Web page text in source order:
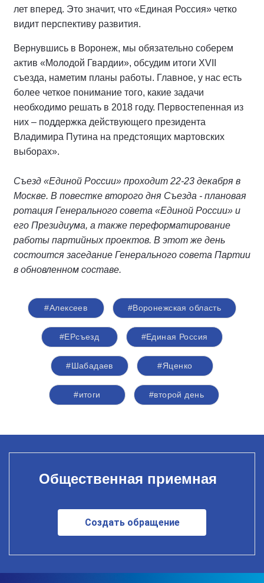
лет вперед. Это значит, что «Единая Россия» четко
видит перспективу развития.
Вернувшись в Воронеж, мы обязательно соберем
актив «Молодой Гвардии», обсудим итоги XVII
съезда, наметим планы работы. Главное, у нас есть
более четкое понимание того, какие задачи
необходимо решать в 2018 году. Первостепенная из
них – поддержка действующего президента
Владимира Путина на предстоящих мартовских
выборах».
Съезд «Единой России» проходит 22-23 декабря в
Москве. В повестке второго дня Съезда - плановая
ротация Генерального совета «Единой России» и
его Президиума, а также переформатирование
работы партийных проектов. В этот же день
состоится заседание Генерального совета Партии
в обновленном составе.
#Алексеев #Воронежская область
#ЕРсъезд #Единая Россия
#Шабадаев #Яценко
#итоги #второй день
Общественная приемная
Создать обращение